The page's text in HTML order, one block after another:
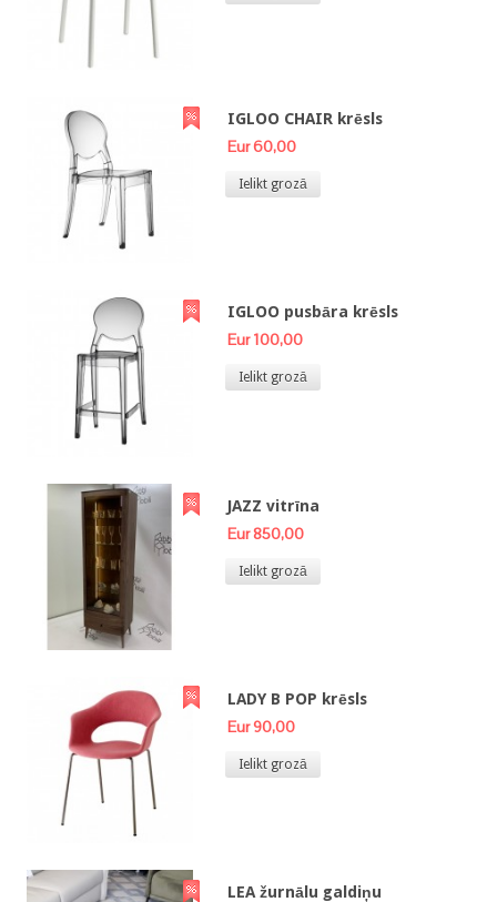
IGLOO CHAIR krēsls
Eur 60,00
Ielikt grozā
IGLOO pusbāra krēsls
Eur 100,00
Ielikt grozā
JAZZ vitrīna
Eur 850,00
Ielikt grozā
LADY B POP krēsls
Eur 90,00
Ielikt grozā
LEA žurnālu galdiņu